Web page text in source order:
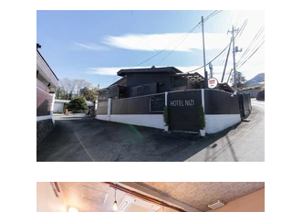
約下さいませ。 *【就学時は全て
大人料金】とさせて頂いておりま
す。 *乳幼児（赤ちゃんです）は
人数に数えませんので、無料とな
ります。ただし、枕、タオルの用
意は省かせていただきます。
人2名+子供1名で Double Room な
ら (大人料金3000円x1名)+(子供1
名無料)＝6000円 [Double Room] *
この場合、大人1で子供2名で下記
の様に適用出来ます。 例：大人1
名+子供2名なら (大人料金3000円
x1名)+(子供1名無料) +(子供料金2
人目=大人料金3000円) ＝6000円
[Double Room] (大人料金3000円x1